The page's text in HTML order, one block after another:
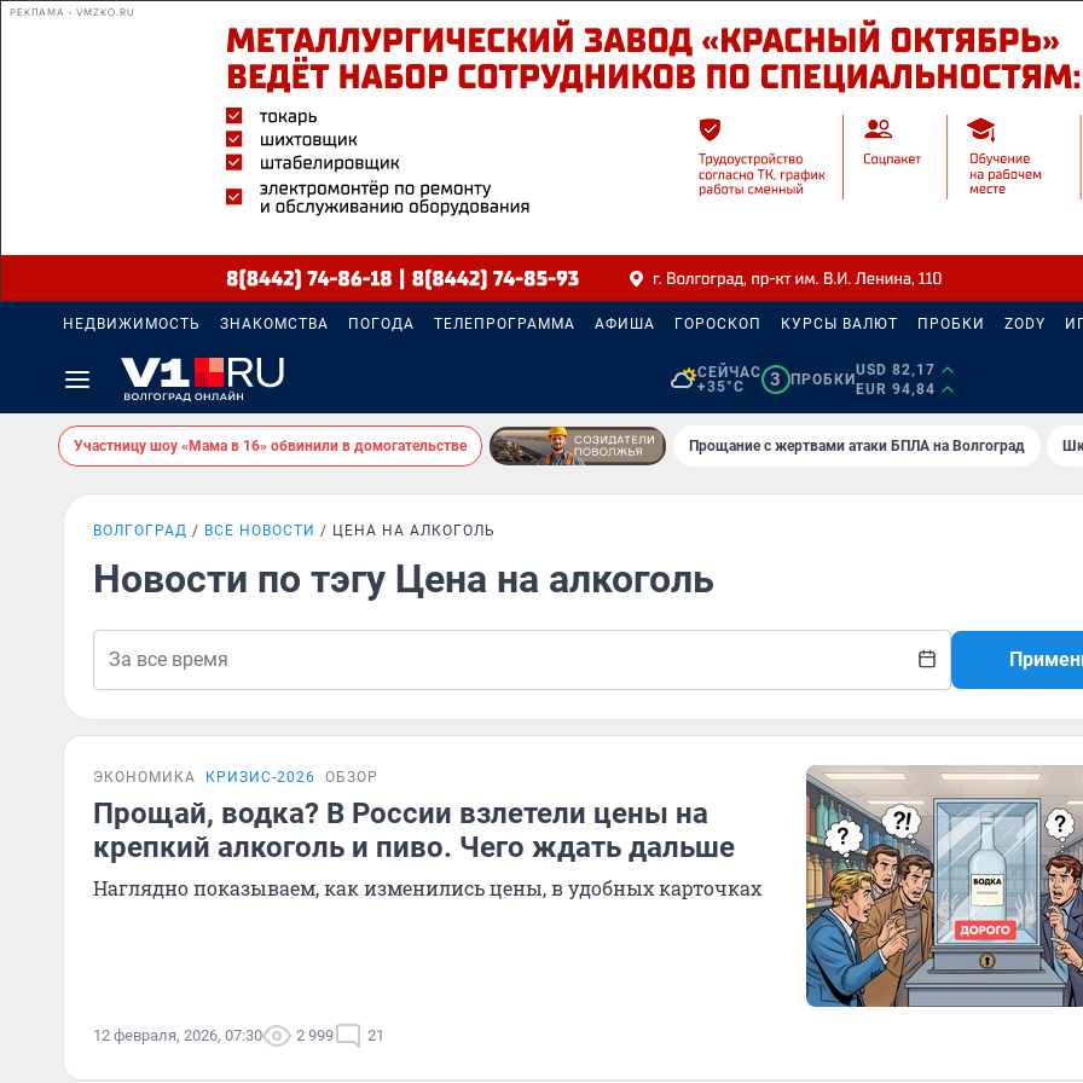
РЕКЛАМА • VMZKO.RU
НЕДВИЖИМОСТЬ ЗНАКОМСТВА ПОГОДА ТЕЛЕПРОГРАММА АФИША ГОРОСКОП КУРСЫ ВАЛЮТ ПРОБКИ ZODY
СЕЙЧАС
+35°C
3 ПРОБКИ
USD 82,17
EUR 94,84
Участницу шоу «Мама в 16» обвинили в домогательстве Прощание с жертвами атаки БПЛА на Волгоград
ВОЛГОГРАД ВСЕ НОВОСТИ ЦЕНА НА АЛКОГОЛЬ
Новости по тэгу Цена на алкоголь
ЭКОНОМИКА КРИЗИС-2026 ОБЗОР
Прощай, водка? В России взлетели цены на
крепкий алкоголь и пиво. Чего ждать дальше
Наглядно показываем, как изменились цены, в удобных карточках
12 февраля, 2026, 07:30 2 999 21